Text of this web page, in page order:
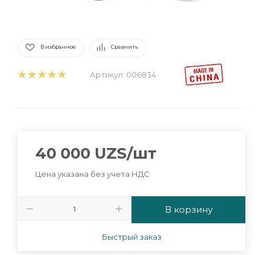
В избранное Сравнить
Артикул: 006834
40 000 UZS/шт
Цена указана без учета НДС
В корзину
Быстрый заказ